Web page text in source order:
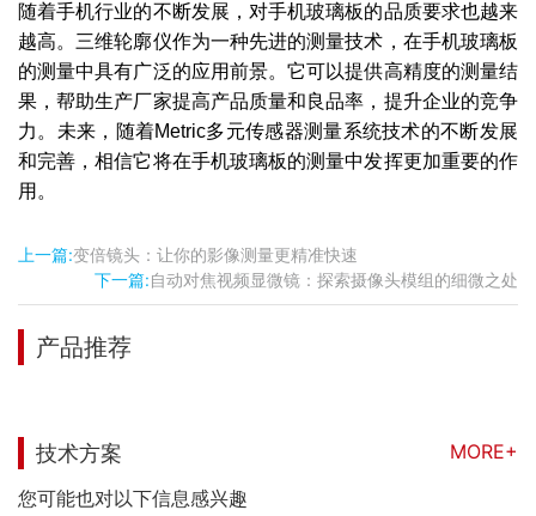
随着手机行业的不断发展，对手机玻璃板的品质要求也越来
越高。三维轮廓仪作为一种先进的测量技术，在手机玻璃板
的测量中具有广泛的应用前景。它可以提供高精度的测量结
果，帮助生产厂家提高产品质量和良品率，提升企业的竞争
力。未来，随着Metric多元传感器测量系统技术的不断发展
和完善，相信它将在手机玻璃板的测量中发挥更加重要的作
用。
上一篇:变倍镜头：让你的影像测量更精准快速
下一篇:自动对焦视频显微镜：探索摄像头模组的细微之处
产品推荐
技术方案
MORE+
您可能也对以下信息感兴趣